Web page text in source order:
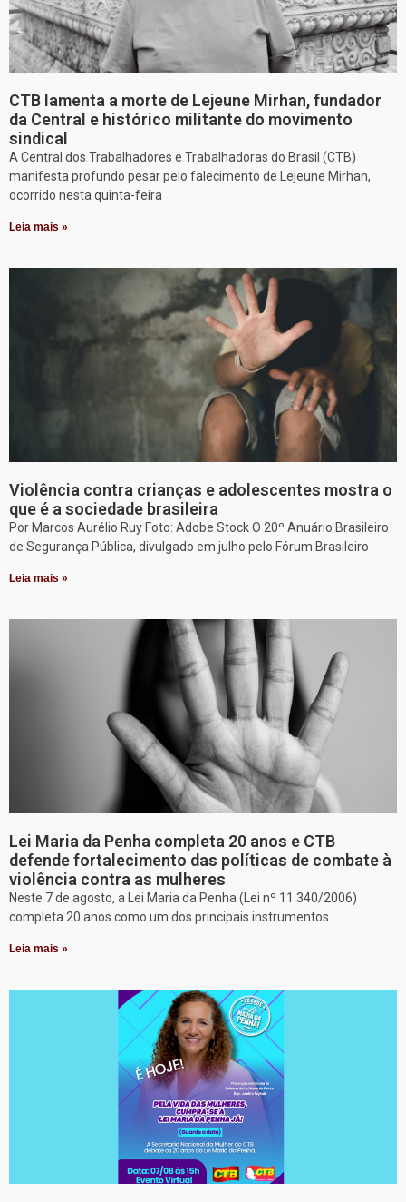
CTB lamenta a morte de Lejeune Mirhan, fundador
da Central e histórico militante do movimento
sindical
A Central dos Trabalhadores e Trabalhadoras do Brasil (CTB)
manifesta profundo pesar pelo falecimento de Lejeune Mirhan,
ocorrido nesta quinta-feira
Leia mais »
Violência contra crianças e adolescentes mostra o
que é a sociedade brasileira
Por Marcos Aurélio Ruy Foto: Adobe Stock O 20º Anuário Brasileiro
de Segurança Pública, divulgado em julho pelo Fórum Brasileiro
Leia mais »
Lei Maria da Penha completa 20 anos e CTB
defende fortalecimento das políticas de combate à
violência contra as mulheres
Neste 7 de agosto, a Lei Maria da Penha (Lei nº 11.340/2006)
completa 20 anos como um dos principais instrumentos
Leia mais »